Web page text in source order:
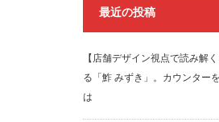
最近の投稿
【店舗デザイン視点で読み解
る「鮓 みずき」。カウンター
は